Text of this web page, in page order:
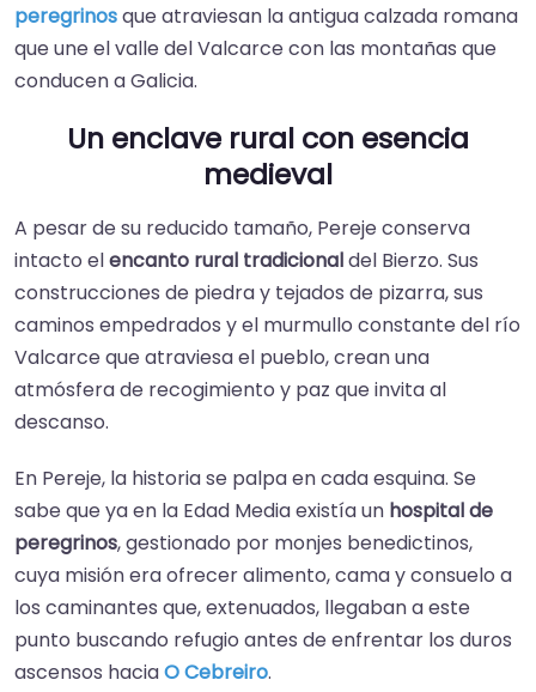
peregrinosque atraviesan la antigua calzada romana
que une el valle del Valcarce con las montañas que
conducen a Galicia.
Un enclave rural con esencia
medieval
A pesar de su reducido tamaño, Pereje conserva
intacto elencanto rural tradicionaldel Bierzo. Sus
construcciones de piedra y tejados de pizarra, sus
caminos empedrados y el murmullo constante del río
Valcarce que atraviesa el pueblo, crean una
atmósfera de recogimiento y paz que invita al
descanso.
En Pereje, la historia se palpa en cada esquina. Se
sabe que ya en la Edad Media existía un hospital de
peregrinos, gestionado por monjes benedictinos,
cuya misión era ofrecer alimento, cama y consuelo a
los caminantes que, extenuados, llegaban a este
punto buscando refugio antes de enfrentar los duros
ascensos haciaO Cebreiro.